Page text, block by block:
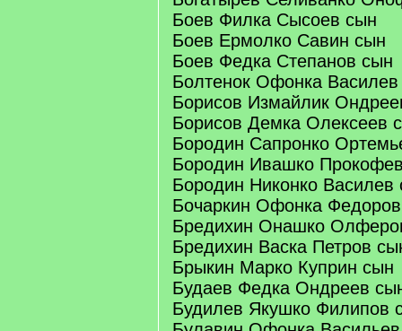
Боев Филка Сысоев сын
Боев Ермолко Савин сын
Боев Федка Степанов сын
Болтенок Офонка
Борисов Измайлик
Борисов Демка Олексеев
Бородин Сапронко
Бородин Ивашко
Бородин Никонко Василев
Бочаркин Офонка
Бредихин Онашко
Бредихин Васка Петров
Брыкин Марко Куприн сын
Будаев Федка Ондреев
Будилев Якушко Филипов